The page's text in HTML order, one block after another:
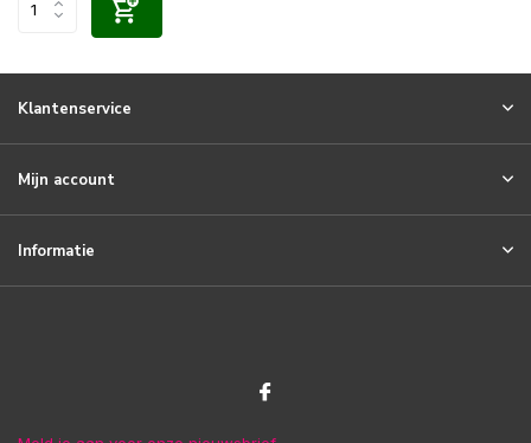
Klantenservice
Mijn account
Informatie